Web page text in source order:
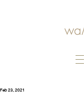
Feb 23, 2021